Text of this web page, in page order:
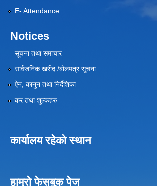
E- Attendance
Notices
सूचना तथा समाचार
सार्वजनिक खरीद /बोलपत्र सूचना
ऐन, कानुन तथा निर्देशिका
कर तथा शुल्कहरु
कार्यालय रहेको स्थान
हाम्रो फेसबुक पेज